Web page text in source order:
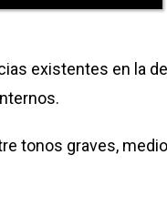
existentes en la
tonos graves,